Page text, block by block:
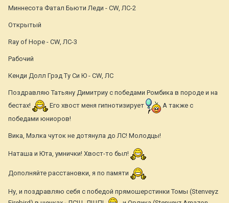
Миннесота Фатал Бьюти Леди - CW, ЛС-2
Открытый
Ray of Hope - CW, ЛС-3
Рабочий
Кенди Долл Грэд Ту Си Ю - CW, ЛС
Поздравляю Татьяну Димитриу с победами Ромбика в породе и на
бестах!
Его хвост меня гипнотизирует
А также с
победами юниоров!
Вика, Мэлка чуток не дотянула до ЛС! Молодцы!
Наташа и Юта, умнички! Хвост-то был!
Дополняйте расстановки, я по памяти
Ну, и поздравляю себя с победой прямошерстинки Томы (Stenveyz